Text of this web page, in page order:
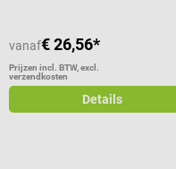
vanaf€ 26,56*
Prijzen incl. BTW, excl.
verzendkosten
Details